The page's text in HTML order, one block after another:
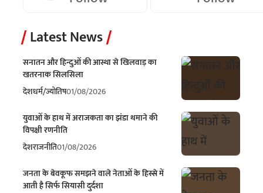
Latest News
सनातन और हिन्दुओं की आस्था से खिलवाड़ का
खतरनाक सिलसिला
देशधर्म/ज्योतिष01/08/2026
युवाओं के हाथ में अराजकता का झंडा थमाने की
विपक्षी रणनीति
देशराजनीति01/08/2026
जनता के बेवकूफ समझने वाले नेताओं के हिस्से में
आती है सिर्फ सियासी दुर्दशा